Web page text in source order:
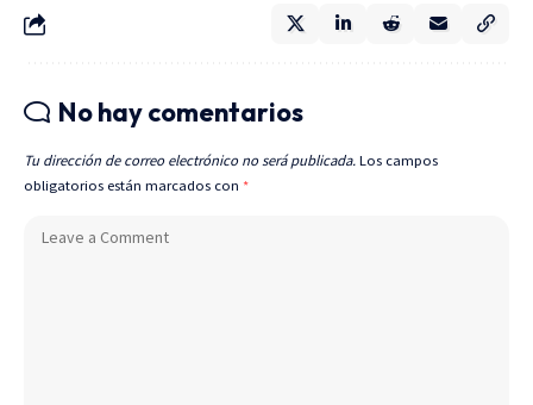
No hay comentarios
Tu dirección de correo electrónico no será publicada. Los campos
obligatorios están marcados con *